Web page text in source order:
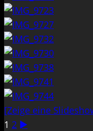
[Zeige eine
1 2 ►